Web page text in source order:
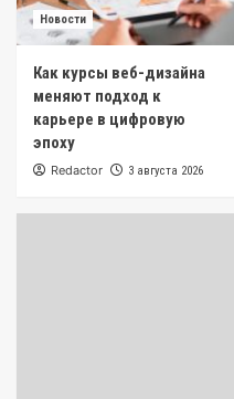
Новости
Как курсы веб-дизайна
меняют подход к
карьере в цифровую
эпоху
Redactor 3 августа 2026